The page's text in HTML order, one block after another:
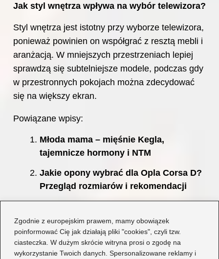
Zgodnie z europejskim prawem, mamy obowiązek
poinformować Cię jak działają pliki "cookies", czyli tzw.
ciasteczka. W dużym skrócie witryna prosi o zgodę na
wykorzystanie Twoich danych. Spersonalizowane reklamy i
Jak styl wnętrza wpływa na wybór telewizora?
Styl wnętrza jest istotny przy wyborze telewizora,
ponieważ powinien on współgrać z resztą mebli i
aranżacją. W mniejszych przestrzeniach lepiej
sprawdzą się subtelniejsze modele, podczas gdy
w przestronnych pokojach można zdecydować
się na większy ekran.
Powiązane wpisy:
Młoda mama – mięśnie Kegla,
tajemnicze hormony i NTM
Jakie opony wybrać dla Opla Corsa D?
Przegląd rozmiarów i rekomendacji
członka? Fakty i mity, które musisz
znać
Praktyczne sposoby na efektywne